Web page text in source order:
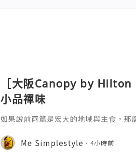
［大阪Canopy by Hilton
小品禪味
如果說前兩篇是宏大的地域與主食，那
司，是極其講究時間與溫度的科學。日
黃凝固溫度不同——在恆溫 60-65℃ 的
Me Simplestyle 4小時前